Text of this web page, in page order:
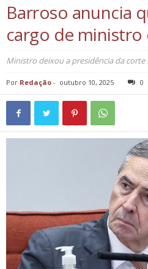
Barroso anuncia
cargo de ministro
Ministro deixou a presidência da corte
Por Redação - outubro 10, 2025 0